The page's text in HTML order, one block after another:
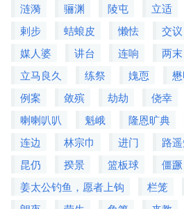
涟漪 骊渊 陵屯 立适
剌步
蛣蜋皮 懒怯 交议
媒人婆
讲台 连响 两末
立马良久
练祭 媿恧
例案
敛殡 劫劫 侥幸
喇喇叭叭
魁峨 隆恩旷典
连边
林宗巾 进门
路
昆仍
揆景 篮板球
僵蹶
姜太公钓鱼，愿者上钩
栏笼